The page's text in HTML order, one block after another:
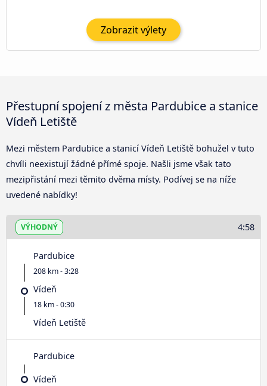
Zobrazit výlety
Přestupní spojení z města Pardubice a stanice
Vídeň Letiště
Mezi městem Pardubice a stanicí Vídeň Letiště bohužel v tuto
chvíli neexistují žádné přímé spoje. Našli jsme však tato
mezipřistání mezi těmito dvěma místy. Podívej se na níže
uvedené nabídky!
VÝHODNÝ 4:58
Pardubice
208 km - 3:28
Vídeň
18 km - 0:30
Vídeň Letiště
Pardubice
Vídeň